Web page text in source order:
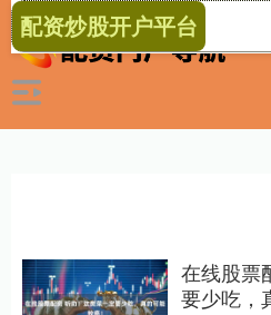
配资炒股开户平台
在线股票
要少吃，